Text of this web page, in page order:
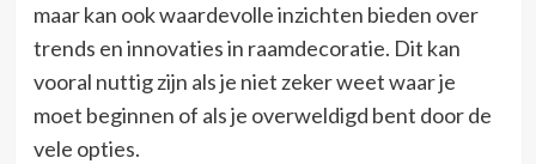
maar kan ook waardevolle inzichten bieden over
trends en innovaties in raamdecoratie. Dit kan
vooral nuttig zijn als je niet zeker weet waar je
moet beginnen of als je overweldigd bent door de
vele opties.